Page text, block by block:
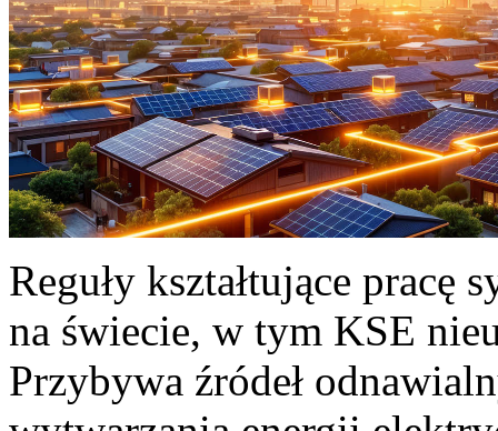
Reguły kształtujące pracę
na świecie, w tym KSE
Przybywa źródeł